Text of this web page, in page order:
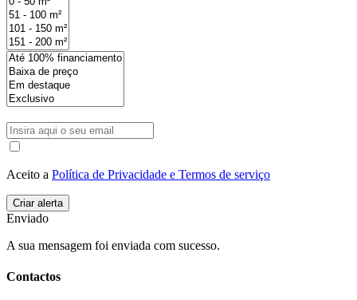
Aceito a Política de Privacidade e Termos de serviço
Enviado
A sua mensagem foi enviada com sucesso.
Contactos